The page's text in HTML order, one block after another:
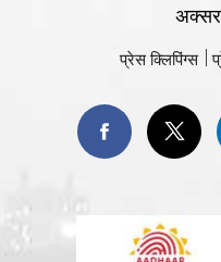
प्रेस क्लिपिंग्स